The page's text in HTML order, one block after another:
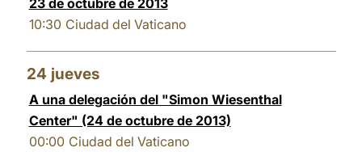
23 de octubre de 2013
10:30 Ciudad del Vaticano
24 jueves
A una delegación del "Simon Wiesenthal
Center" (24 de octubre de 2013)
00:00 Ciudad del Vaticano